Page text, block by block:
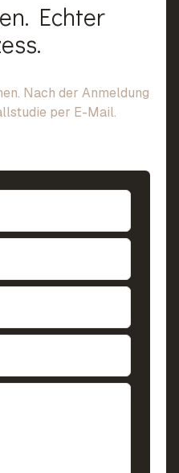
Echter
Nach der Anmeldung
per E-Mail.